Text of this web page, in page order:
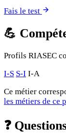
Fais le test
💪
Profils RIASEC
I-S S-I I-A
Ce métier
les métiers de ce
❓